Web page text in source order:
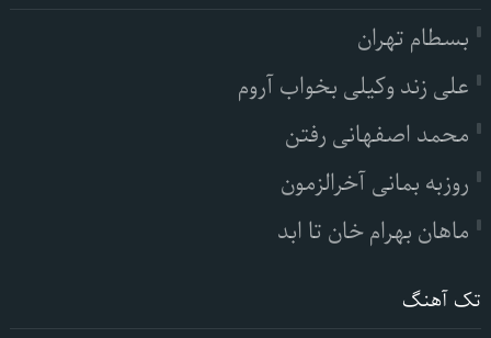
بسطام تهران
علی زند وکیلی بخواب آروم
محمد اصفهانی رفتن
روزبه بمانی آخرالزمون
ماهان بهرام خان تا ابد
تک آهنگ